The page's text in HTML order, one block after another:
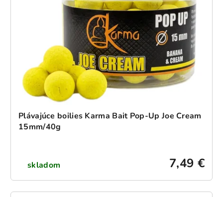
Plávajúce boilies Karma Bait Pop-Up Joe Cream
15mm/40g
skladom 7,49 €